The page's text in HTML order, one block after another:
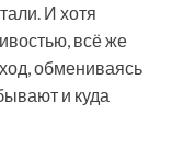
И хотя
всё же
обмениваясь
и куда